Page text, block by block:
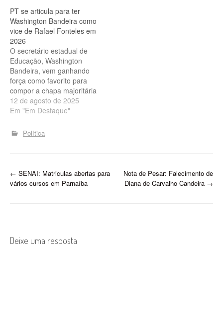
Fonteles (PT) para assumir
uma “nova missão
pública”. A revelação foi
feita durante entrevista ao
Jornal do Piauí. Bandeira,
que deixou a carreira de…
PT se articula para ter
Washington Bandeira como
vice de Rafael Fonteles em
2026
O secretário estadual de
Educação, Washington
Bandeira, vem ganhando
força como favorito para
compor a chapa majoritária
do governador Rafael
Fonteles nas eleições de
pastas mais estratégicas
do governo, Bandeira
ampliação do ensino
integral, e mantém
12 de agosto de 2025
Em "Em Destaque"
Política
P
n
← SENAI: Matriculas abertas para
vários cursos em Parnaíba
Nota de Pesar: Falecimento de
Diana de Carvalho Candeira →
Deixe uma resposta